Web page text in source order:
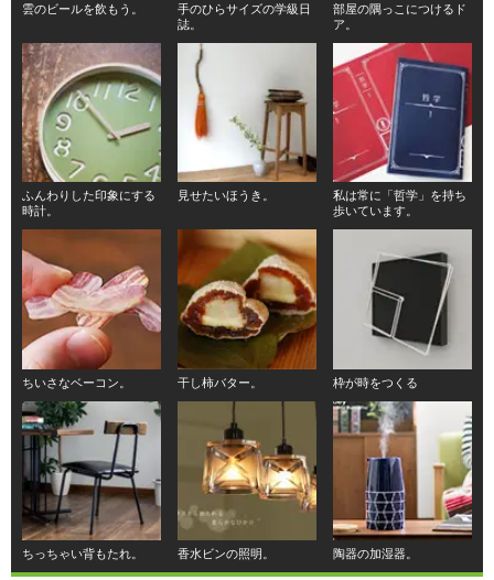
雲のビールを飲もう。
手のひらサイズの学級日
誌。
部屋の隅っこにつけるド
ア。
ふんわりした印象にする
時計。
見せたいほうき。
私は常に「哲学」を持ち
歩いています。
ちいさなベーコン。 干し柿バター。 枠が時をつくる
ちっちゃい背もたれ。 香水ビンの照明。 陶器の加湿器。